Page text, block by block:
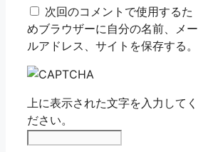
ト 次回のコメントで使用するた
めブラウザーに自分の名前、メー
ルアドレス、サイトを保存する。
上に表示された文字を入力してく
ださい。